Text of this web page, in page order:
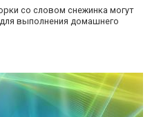
со словом снежинка могут
выполнения домашнего